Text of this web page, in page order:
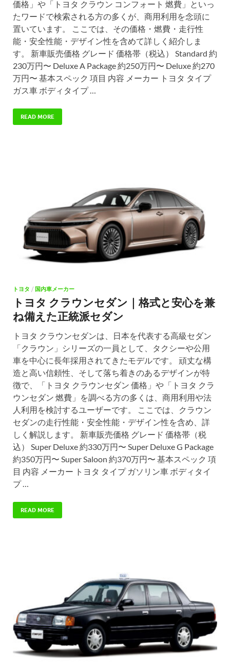
価格」や「トヨタ クラウン コンフォート 燃費」といっ
たワードで検索される方の多くが、商用利用を念頭に
置いています。 ここでは、その価格・燃費・走行性
能・安全性能・デザイン性を含めて詳しく紹介しま
す。 新車販売価格 グレード 価格帯（税込） Standard 約
230万円〜 Deluxe A Package 約250万円〜 Deluxe 約270
万円〜 基本スペック 項目 内容 メーカー トヨタ タイプ
ガス車 ボディタイプ …
READ MORE
トヨタ / 国内車メーカー
トヨタ クラウンセダン｜格式と安心を兼
ね備えた正統派セダン
トヨタ クラウンセダンは、日本を代表する高級セダン
「クラウン」シリーズの一員として、タクシーや公用
車を中心に長年採用されてきたモデルです。 頑丈な構
造と高い信頼性、そして落ち着きのあるデザインが特
徴で、「トヨタ クラウンセダン 価格」や「トヨタ クラ
ウンセダン 燃費」を調べる方の多くは、商用利用や法
人利用を検討するユーザーです。 ここでは、クラウン
セダンの走行性能・安全性能・デザイン性を含め、詳
しく解説します。 新車販売価格 グレード 価格帯（税
込） Super Deluxe 約330万円〜 Super Deluxe G Package
約350万円〜 Super Saloon 約370万円〜 基本スペック 項
目 内容 メーカー トヨタ タイプ ガソリン車 ボディタイ
プ …
READ MORE